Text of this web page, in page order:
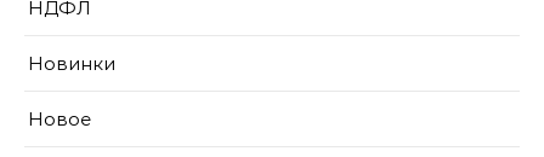
НДФЛ
Новинки
Новое